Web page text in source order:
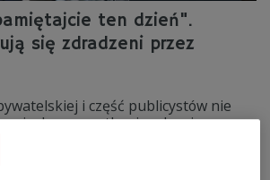
ten dzień".
się zdradzeni przez
i część publicystów nie
ze spotkaniem Lewicy z
Morawieckim. "Wyborcy
ten dzień!" - napisała na